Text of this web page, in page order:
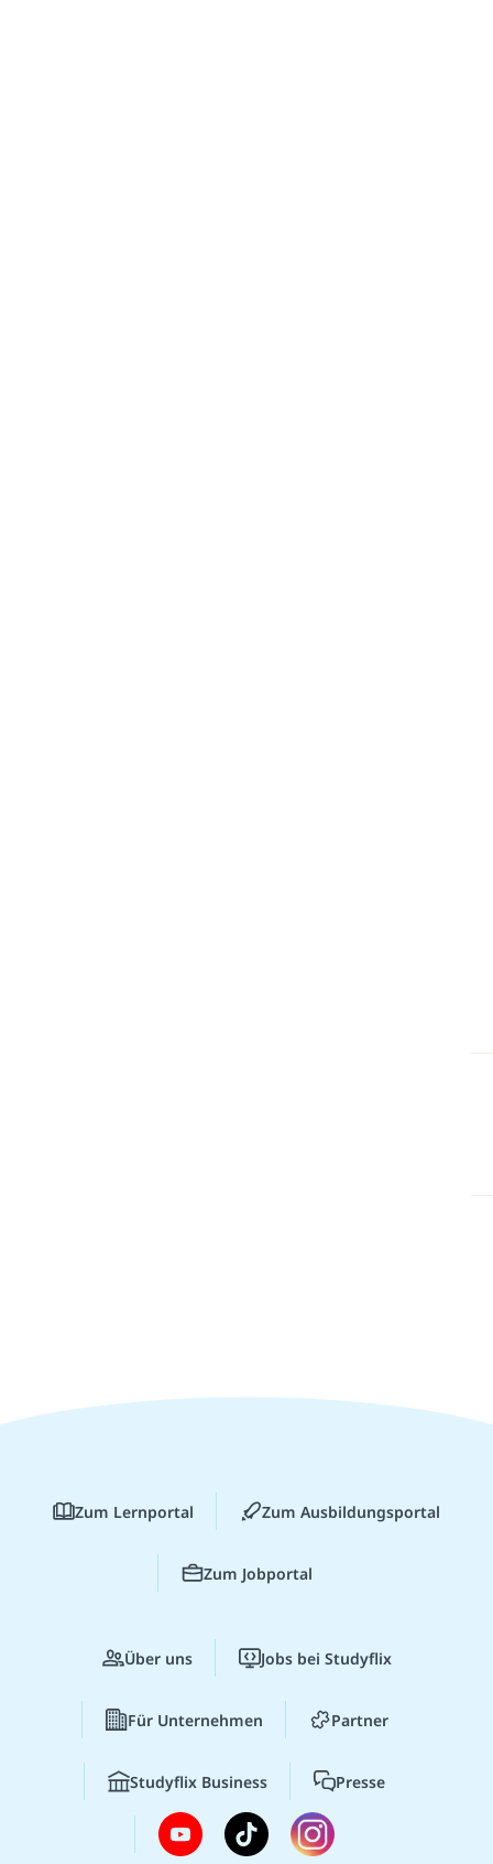
Zum Lernportal Zum Ausbildungsportal
Zum Jobportal
Über uns Jobs bei Studyflix
Für Unternehmen Partner
Studyflix Business Presse